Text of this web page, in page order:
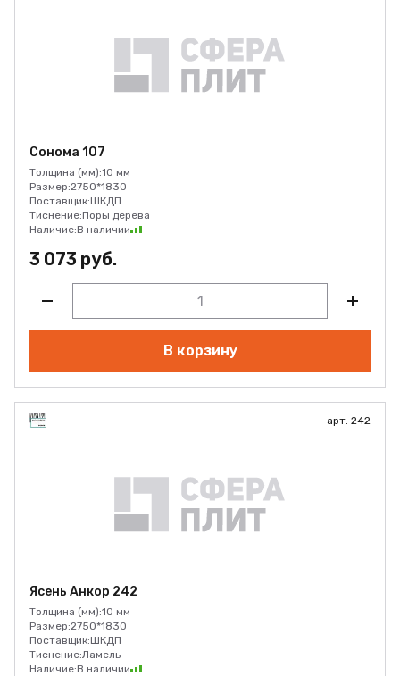
Сонома 107
Толщина (мм):10 мм
Размер:2750*1830
Поставщик:ШКДП
Тиснение:Поры дерева
Наличие:В наличии
3 073 руб.
В корзину
арт. 242
Ясень Анкор 242
Толщина (мм):10 мм
Размер:2750*1830
Поставщик:ШКДП
Тиснение:Ламель
Наличие:В наличии